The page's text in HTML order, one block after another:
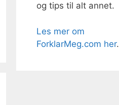
og tips til alt annet.
Les mer om
ForklarMeg.com her.